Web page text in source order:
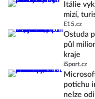
Itálie
mizí,
E15.cz
Ostuda
půl
kraje
iSport.cz
potichu
nelze